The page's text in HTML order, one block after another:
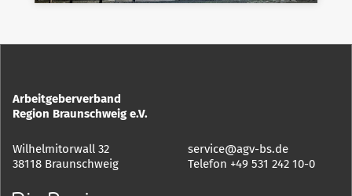
Arbeitgeberverband
Region Braunschweig e.V.
Wilhelmitorwall 32
38118 Braunschweig
service@agv-bs.de
Telefon +49 531 242 10-0